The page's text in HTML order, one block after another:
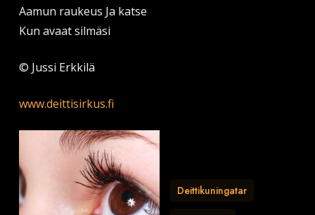
Aamun raukeus Ja katse
Kun avaat silmäsi
© Jussi Erkkilä
www.deittisirkus.fi
Deittikuningatar